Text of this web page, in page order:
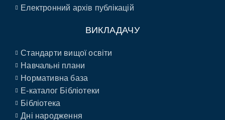
Електронний архів публікацій
ВИКЛАДАЧУ
Стандарти вищої освіти
Навчальні плани
Нормативна база
E-каталог Бібліотеки
Бібліотека
Дні народження